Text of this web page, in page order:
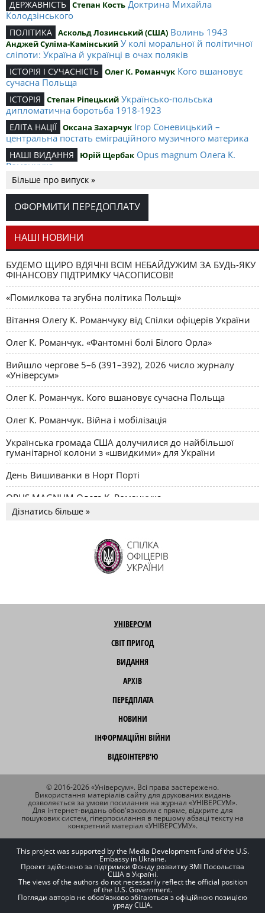
ДЕРЖАВНІСТЬ Степан Кость Доктрина Михайла
Колодзінського
ПОЛІТИКА Аскольд Лозинський (США) Волинь 1943
Анджей Суліма-Камінський У колі моральної й політичної
сліпоти: Україна й українці в очах поляків
ІСТОРІЯ І СУЧАСНІСТЬ Олег К. Романчук Кого вшановує
сучасна Польща
ІСТОРІЯ Степан Ріпецький Українсько-польська
дипломатична боротьба 1918-1923
ЕЛІТА НАЦІЇ Оксана Захарчук Ігор Соневицький –
центральна постать еміграційного музичного материка
НАШІ ВИДАННЯ Юрій Щербак Opus magnum Олега К.
Романчука
РЕЦЕНЗІЇ Петро Іванишин
Романчука
СЛОВО РЕДАКЦІЙНЕ Олег К. Романчук
як уособлення української політстратегії й тактики
Більше про випуск »
ОФОРМИТИ ПЕРЕДОПЛАТУ
НАШІ НОВИНИ
БУДЕМО ЩИРО ВДЯЧНІ ВСІМ НЕБАЙДУЖИМ ЗА БУДЬ-ЯКУ
ФІНАНСОВУ ПІДТРИМКУ ЧАСОПИСОВІ!
«Помилкова та згубна політика Польщі»
Вітання Олегу К. Романчуку від Спілки офіцерів України
Олег К. Романчук. «Фантомні болі Білого Орла»
Вийшло чергове 5–6 (391–392), 2026 число журналу
«Універсум»
Олег К. Романчук. Кого вшановує сучасна Польща
Олег К. Романчук. Війна і мобілізація
Українська громада США долучилися до найбільшої
гуманітарної колони з «швидкими» для України
День Вишиванки в Норт Порті
OPUS MAGNUM Олега К. Романчука
Дізнатись більше »
УНІВЕРСУМ
СВІТ ПРИГОД
ВИДАННЯ
АРХІВ
ПЕРЕДПЛАТА
НОВИНИ
ІНФОРМАЦІЙНІ ВІЙНИ
ВІДЕОІНТЕРВ'Ю
© 2016-2026 «Універсум». Всі права застережено.
Використання матеріалів сайту для друкованих видань
дозволяється за умови посилання на журнал «УНІВЕРСУМ».
Для інтернет-видань обов'язковим є пряме, відкрите для
пошукових систем, гіперпосилання в першому абзаці тексту на
конкретний матеріал «УНІВЕРСУМУ».
This project was supported by the Media Development Fund of the U.S.
Embassy in Ukraine.
Проект здійснено за підтримки Фонду розвитку ЗМІ Посольства
США в Україні.
The views of the authors do not necessarily reflect the official position
of the U.S. Government.
Погляди авторів не обов’язково збігаються з офіційною позицією
уряду США.